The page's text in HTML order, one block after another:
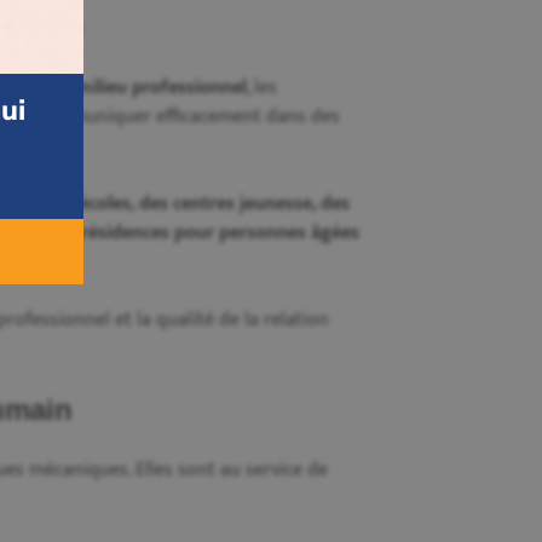
en milieu professionnel , les
à communiquer efficacement dans des
des
écoles, des centres jeunesse, des
des résidences pour personnes âgées
et la qualité de la relation
mécaniques. Elles sont au service de